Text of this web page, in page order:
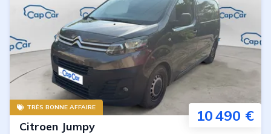
TRÈS BONNE AFFAIRE 10 490 €
Citroen Jumpy